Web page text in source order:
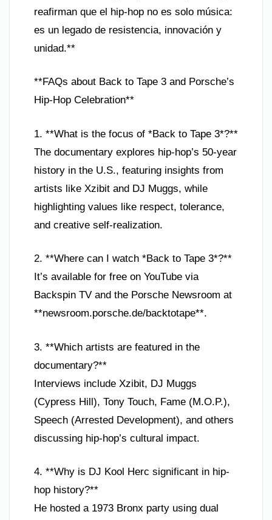
reafirman que el hip-hop no es solo música:
es un legado de resistencia, innovación y
unidad.**
**FAQs about Back to Tape 3 and Porsche’s
Hip-Hop Celebration**
1. **What is the focus of *Back to Tape 3*?**
The documentary explores hip-hop’s 50-year
history in the U.S., featuring insights from
artists like Xzibit and DJ Muggs, while
highlighting values like respect, tolerance,
and creative self-realization.
2. **Where can I watch *Back to Tape 3*?**
It’s available for free on YouTube via
Backspin TV and the Porsche Newsroom at
**newsroom.porsche.de/backtotape**.
3. **Which artists are featured in the
documentary?**
Interviews include Xzibit, DJ Muggs
(Cypress Hill), Tony Touch, Fame (M.O.P.),
Speech (Arrested Development), and others
discussing hip-hop’s cultural impact.
4. **Why is DJ Kool Herc significant in hip-
hop history?**
He hosted a 1973 Bronx party using dual